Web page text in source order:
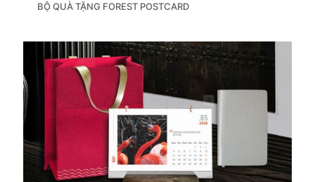
BỘ QUÀ TẶNG FOREST POSTCARD